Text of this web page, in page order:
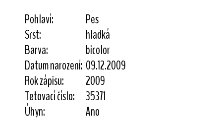
Pohlaví:
Pes
Srst:
hladká
Barva:
bicolor
Datum narození: 09.12.2009
Rok zápisu:
2009
Tetovací číslo:
35371
Úhyn:
Ano